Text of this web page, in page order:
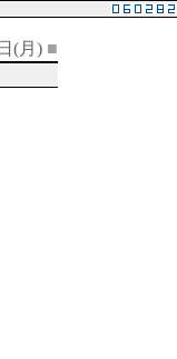
(月) ■